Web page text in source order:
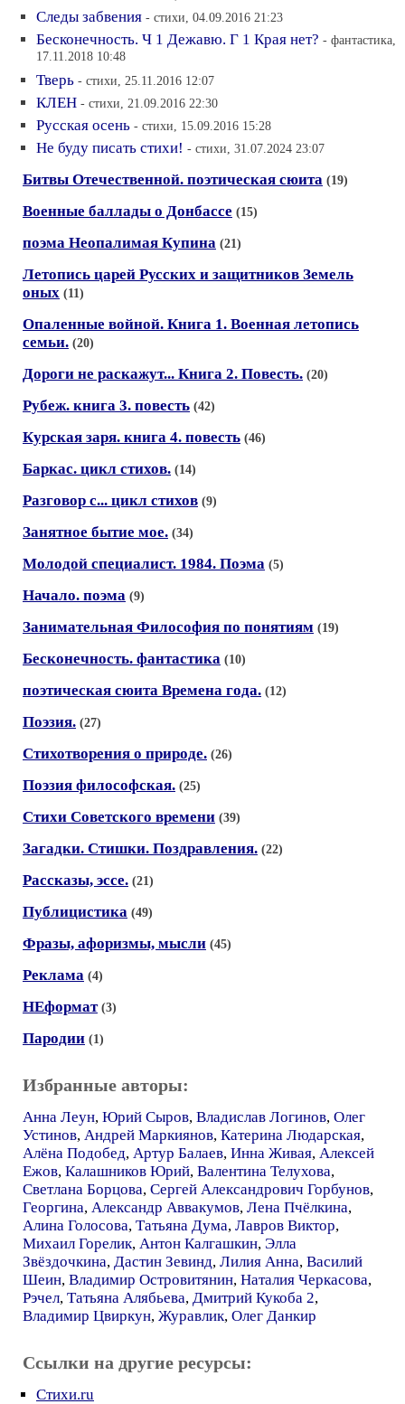
Следы забвения - стихи, 04.09.2016 21:23
Бесконечность. Ч 1 Дежавю. Г 1 Края нет? - фантастика,
17.11.2018 10:48
Тверь - стихи, 25.11.2016 12:07
КЛЕН - стихи, 21.09.2016 22:30
Русская осень - стихи, 15.09.2016 15:28
Не буду писать стихи! - стихи, 31.07.2024 23:07
Битвы Отечественной. поэтическая сюита (19)
Военные баллады о Донбассе (15)
поэма Неопалимая Купина (21)
Летопись царей Русских и защитников Земель
оных (11)
Опаленные войной. Книга 1. Военная летопись
семьи. (20)
Дороги не раскажут... Книга 2. Повесть. (20)
Рубеж. книга 3. повесть (42)
Курская заря. книга 4. повесть (46)
Баркас. цикл стихов. (14)
Разговор с... цикл стихов (9)
Занятное бытие мое. (34)
Молодой специалист. 1984. Поэма (5)
Начало. поэма (9)
Занимательная Философия по понятиям (19)
Бесконечность. фантастика (10)
поэтическая сюита Времена года. (12)
Поэзия. (27)
Стихотворения о природе. (26)
Поэзия философская. (25)
Стихи Советского времени (39)
Загадки. Стишки. Поздравления. (22)
Рассказы, эссе. (21)
Публицистика (49)
Фразы, афоризмы, мысли (45)
Реклама (4)
НЕформат (3)
Пародии (1)
Избранные авторы:
Анна Леун, Юрий Сыров, Владислав Логинов, Олег
Устинов, Андрей Маркиянов, Катерина Людарская,
Алёна Подобед, Артур Балаев, Инна Живая, Алексей
Ежов, Калашников Юрий, Валентина Телухова,
Светлана Борцова, Сергей Александрович Горбунов,
Георгина, Александр Аввакумов, Лена Пчёлкина,
Алина Голосова, Татьяна Дума, Лавров Виктор,
Михаил Горелик, Антон Калгашкин, Элла
Звёздочкина, Дастин Зевинд, Лилия Анна, Василий
Шеин, Владимир Островитянин, Наталия Черкасова,
Рэчел, Татьяна Алябьева, Дмитрий Кукоба 2,
Владимир Цвиркун, Журавлик, Олег Данкир
Ссылки на другие ресурсы:
Стихи.ru